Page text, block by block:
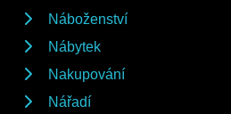
Náboženství
Nábytek
Nakupování
Nářadí